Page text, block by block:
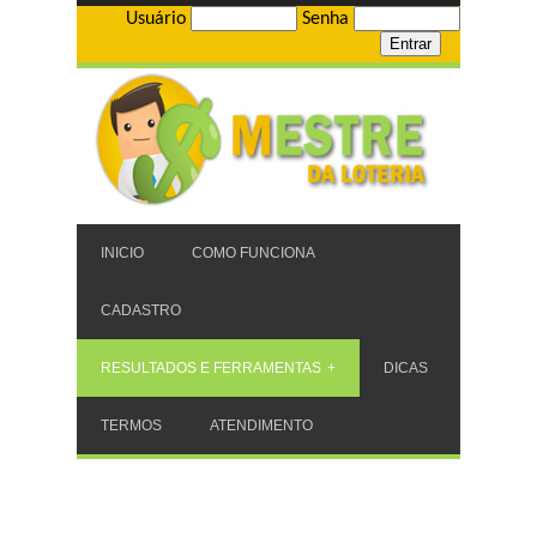
Usuário Senha
INICIO COMO FUNCIONA
CADASTRO
RESULTADOS E FERRAMENTAS DICAS
TERMOS ATENDIMENTO